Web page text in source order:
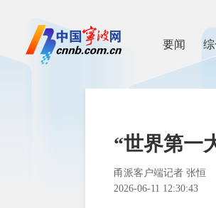
要闻
“世界第一
甬派客户端记者 张恒
2026-06-11 12:30:43